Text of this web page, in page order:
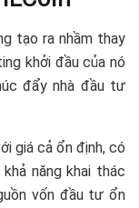
tạo ra nhầm thay
khởi đầu của nó
đẩy nhà đầu tư
giá cả ổn định, có
năng khai thác
vốn đầu tư ổn